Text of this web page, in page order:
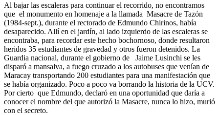
Al bajar las escaleras para continuar el recorrido, no encontramos
que el monumento en homenaje a la llamada Masacre de Tazón
(1984-sept.), durante el rectorado de Edmundo Chirinos, había
desaparecido. Allí en el jardín, al lado izquierdo de las escaleras se
encontraba, para recordar este hecho bochornoso, donde resultaron
heridos 35 estudiantes de gravedad y otros fueron detenidos. La
Guardia nacional, durante el gobierno de Jaime Lusinchi se les
disparó a mansalva, a fuego cruzado a los autobuses que venían de
Maracay transportando 200 estudiantes para una manifestación que
se había organizado. Poco a poco va borrando la historia de la UCV.
Por cierto que Edmundo, declaró en una oportunidad que daría a
conocer el nombre del que autorizó la Masacre, nunca lo hizo, murió
con el secreto.